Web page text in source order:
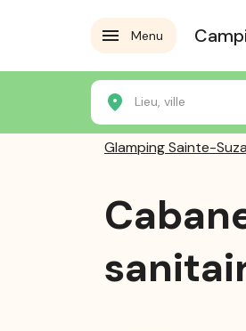
Menu
Lieu, ville
Accueil Les campings
Glamping Sainte-